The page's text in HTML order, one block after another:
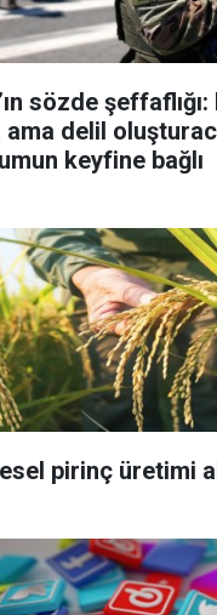
sözde
ama delil
keyfine bağlı
pirinç üretimi